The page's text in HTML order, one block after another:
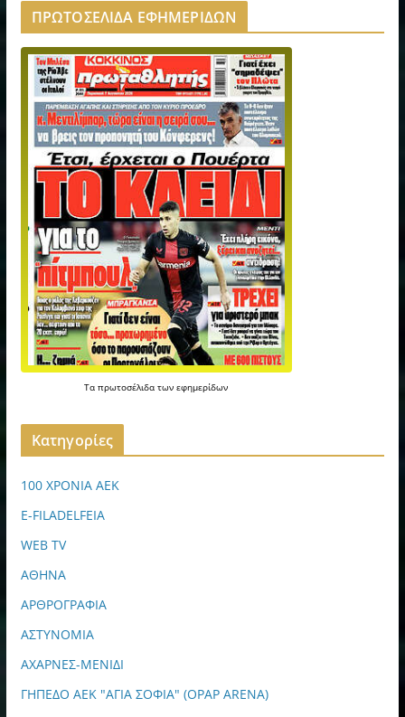
ΠΡΩΤΟΣΕΛΙΔΑ ΕΦΗΜΕΡΙΔΩΝ
Ταπρωτοσέλιδατωνεφημερίδων
Kατηγορίες
100 ΧΡΟΝΙΑ ΑΕΚ
E-FILADELFEIA
WEB TV
ΑΘΗΝΑ
ΑΡΘΡΟΓΡΑΦΙΑ
ΑΣΤΥΝΟΜΙΑ
ΑΧΑΡΝΕΣ-ΜΕΝΙΔΙ
ΓΗΠΕΔΟ ΑΕΚ "ΑΓΙΑ ΣΟΦΙΑ" (OPAP ARENA)